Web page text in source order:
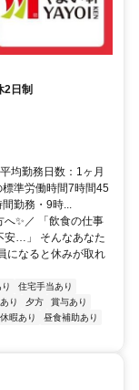
2日制
均勤務日数：1ヶ月
準労働時間7時間45
勤務・9時...
✨／ 「飲食の仕事
安…」 そんなあなた
になると休みが取れ
住宅手当あり
り 夕方
賞与あり
暇あり
昼食補助あり